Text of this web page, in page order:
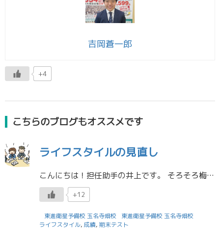
吉岡蒼一郎
+4
こちらのブログもオススメです
ライフスタイルの見直し
こんにちは！担任助手の井上です。 そろそろ梅雨が明けそうですね。 最近では東進に来る人が増え、とてもうれしく思います。 受験生には怒られてしまいそうですが、皆さんがブースで勉強をする姿を見て、なんだか楽しそうに見えてしま […]
+12
東進衛星予備校 玉名寺畑校
東進衛星予備校 玉名寺畑校
ライフスタイル, 成績, 期末テスト